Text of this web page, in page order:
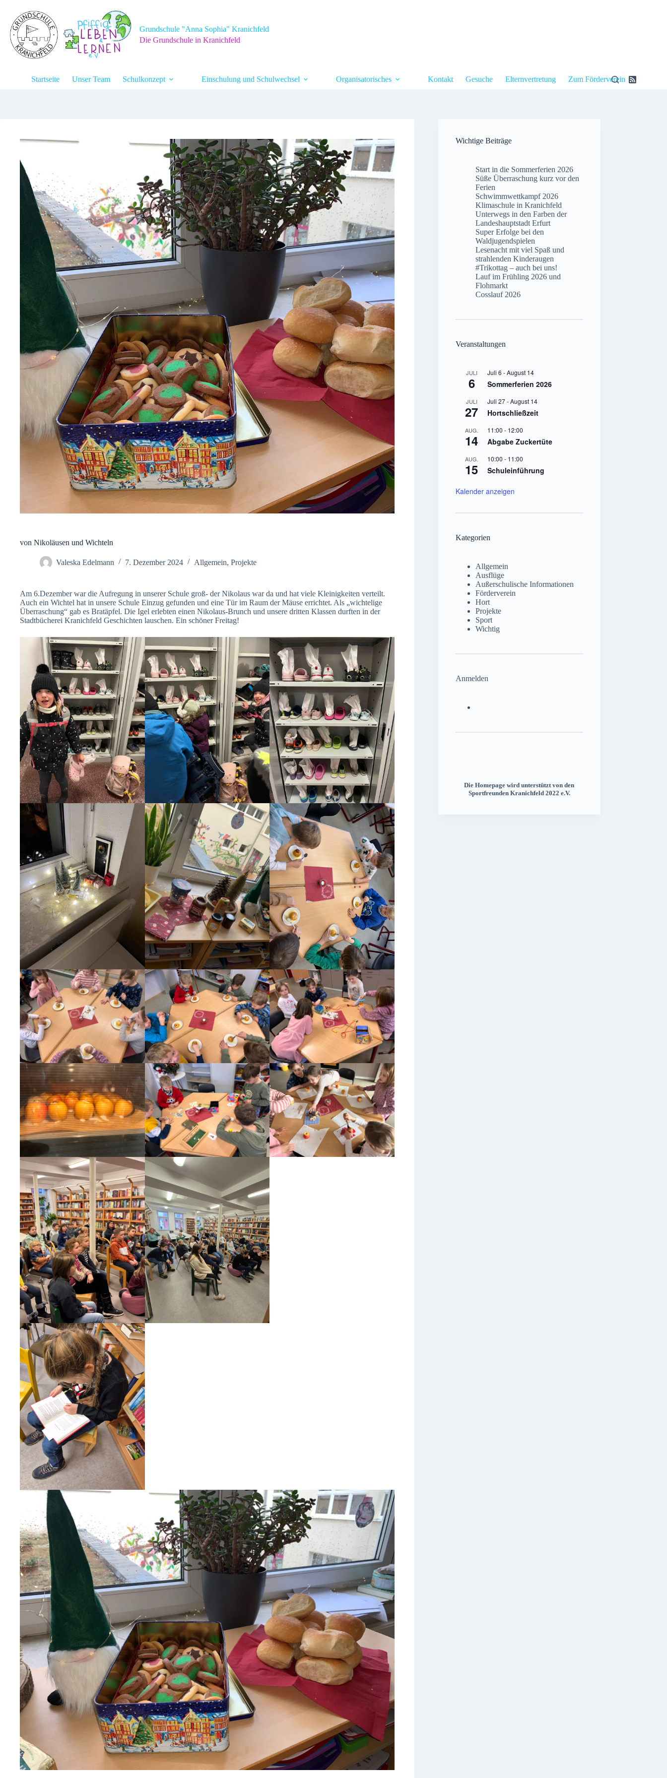
springen
Grundschule "Anna Sophia" Kranichfeld
Die Grundschule in Kranichfeld
Startseite Unser Team Schulkonzept Einschulung und Schulwechsel Organisatorisches Kontakt Gesuche Elternvertretung Zum Förderverein
von Nikoläusen und Wichteln
Valeska Edelmann 7. Dezember 2024 Allgemein, Projekte
Am 6.Dezember war die Aufregung in unserer Schule groß- der Nikolaus war da und hat viele Kleinigkeiten verteilt.
Auch ein Wichtel hat in unsere Schule Einzug gefunden und eine Tür im Raum der Mäuse errichtet. Als „wichtelige
Überraschung“ gab es Bratäpfel. Die Igel erlebten einen Nikolaus-Brunch und unsere dritten Klassen durften in der
Stadtbücherei Kranichfeld Geschichten lauschen. Ein schöner Freitag!
Wichtige Beiträge
Start in die Sommerferien 2026
Süße Überraschung kurz vor den
Ferien
Schwimmwettkampf 2026
Klimaschule in Kranichfeld
Unterwegs in den Farben der
Landeshauptstadt Erfurt
Super Erfolge bei den
Waldjugendspielen
Lesenacht mit viel Spaß und
strahlenden Kinderaugen
#Trikottag – auch bei uns!
Lauf im Frühling 2026 und
Flohmarkt
Cosslauf 2026
Veranstaltungen
JULI
6
Juli 6 -August 14
Sommerferien 2026
JULI
27
Juli 27-August 14
Hortschließzeit
AUG.
14
11:00 - 12:00
Abgabe Zuckertüte
AUG.
15
10:00 - 11:00
Schuleinführung
Kalender anzeigen
Kategorien
Allgemein
Ausflüge
Außerschulische Informationen
Förderverein
Hort
Projekte
Sport
Wichtig
Anmelden
Die Homepage wird unterstützt von den
Sportfreunden Kranichfeld 2022 e.V.